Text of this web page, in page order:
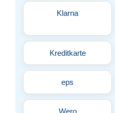
Klarna
Kreditkarte
eps